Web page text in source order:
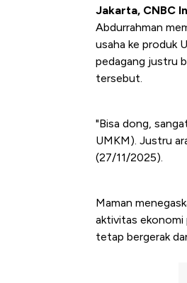
Jakarta, CNBC
Abdurrahman
usaha ke produk
pedagang justru
tersebut.
"Bisa dong,
UMKM). Justru
(27/11/2025).
Maman
aktivitas ekonomi
tetap bergerak